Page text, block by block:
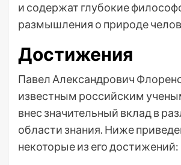
и содержат глубокие
размышления о природе
Достижения
Павел Александрович
известным российским
внес значительный вклад в
области знания. Ниже
некоторые из его достижений: